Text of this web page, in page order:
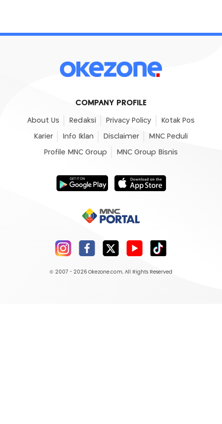
COMPANY PROFILE
About Us Redaksi Privacy Policy Kotak Pos
Karier Info Iklan Disclaimer MNC Peduli
Profile MNC Group MNC Group Bisnis
© 2007 - 2026 Okezone.com, All Rights Reserved